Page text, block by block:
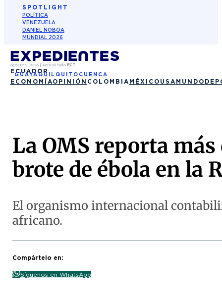
SPOTLIGHT
POLÍTICA
VENEZUELA
DANIEL NOBOA
MUNDIAL 2026
agosto 9, 2026| Actualizado ECT
ECUADOR
GUAYAQUIL QUITO CUENCA
ECONOMÍAOPINIÓN COLOMBIA MÉXICO USA MUNDO
La OMS reporta
brote de ébola en la
El organismo internacional
africano.
Compártelo en:
Síguenos en WhatsApp